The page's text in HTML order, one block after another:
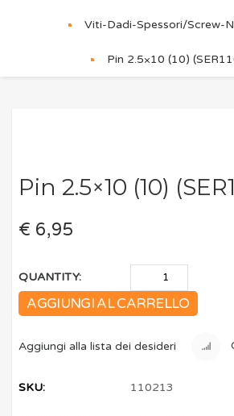
Viti-Dadi-Spessori/Screw-
Pin 2.5×10 (10)
Pin 2.5×10 (10)
€ 6,95
QUANTITY:
AGGIUNGI AL CARRELLO
Aggiungi alla lista dei desideri
SKU: 110213